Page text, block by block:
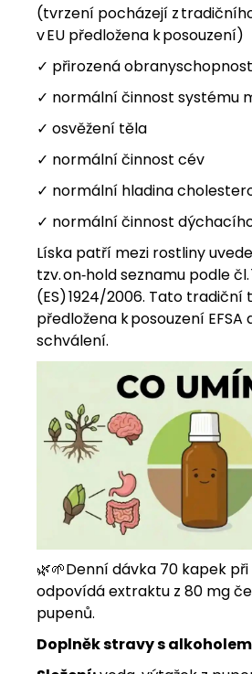
(tvrzení pocházejí z
v EU předložena k posouzení)
✓ přirozená obranyschopnost
✓ normální činnost systému
✓ osvěžení těla
✓ normální činnost cév
✓ normální hladina
✓ normální činnost
Líska patří mezi rostliny
tzv. on‑hold seznamu podle čl.
(ES) 1924/2006. Tato
předložena k posouzení
schválení.
🌿🌱Denní dávka 70 kapek
odpovídá extraktu z 80 mg
pupenů.
Doplněk stravy s alkoholem